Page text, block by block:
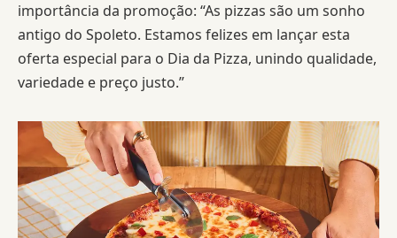
importância da promoção: “As pizzas são um sonho
antigo do Spoleto. Estamos felizes em lançar esta
oferta especial para o Dia da Pizza, unindo qualidade,
variedade e preço justo.”